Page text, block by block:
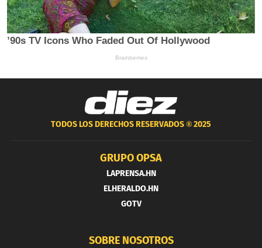
TODOS LOS DERECHOS RESERVADOS ®2025
GRUPO OPSA
LAPRENSA.HN
ELHERALDO.HN
GOTV
SOBRE NOSOTROS